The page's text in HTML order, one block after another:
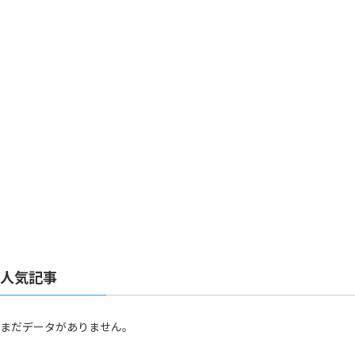
人気記事
まだデータがありません。